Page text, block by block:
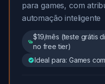
para games, com
automação inteligente
$19/mês (teste grátis
no free tier)
Ideal para: Games